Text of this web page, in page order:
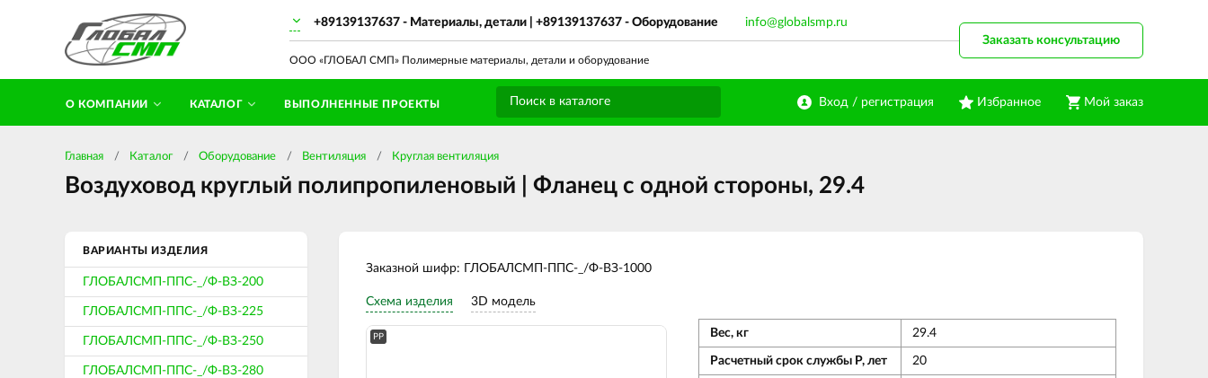
ООО «ГЛОБАЛ СМП» Полимерные материалы, детали и оборудование
+89139137637 - Материалы, детали | +89139137637 - Оборудование info@globalsmp.ru
Вход / регистрация Избранное Мой заказ
О КОМПАНИИ КАТАЛОГ ВЫПОЛНЕННЫЕ ПРОЕКТЫ
Заказать консультацию
Главная Каталог Оборудование Вентиляция Круглая вентиляция
Воздуховод круглый полипропиленовый | Фланец с одной стороны, 29.4
ВАРИАНТЫ ИЗДЕЛИЯ
ГЛОБАЛСМП-ППС-_/Ф-ВЗ-200
ГЛОБАЛСМП-ППС-_/Ф-ВЗ-225
ГЛОБАЛСМП-ППС-_/Ф-ВЗ-250
ГЛОБАЛСМП-ППС-_/Ф-ВЗ-280
Заказной шифр: ГЛОБАЛСМП-ППС-_/Ф-ВЗ-1000
Схема изделия 3D модель
PP Вес, кг 29.4
Расчетный срок службы Р, лет 20